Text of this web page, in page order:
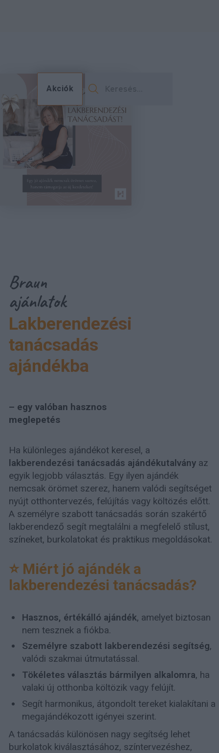
Akciók
Braun
ajánlatok
Lakberendezési
tanácsadás
ajándékba
– egy valóban hasznos
meglepetés
Ha különleges ajándékot keresel, a
lakberendezési tanácsadás ajándékutalványaz
egyik legjobb választás. Egy ilyen ajándék
nemcsak örömet szerez, hanem valódi segítséget
nyújt otthontervezés, felújítás vagy költözés előtt.
A személyre szabott tanácsadás során szakértő
lakberendező segít megtalálni a megfelelő stílust,
színeket, burkolatokat és praktikus megoldásokat.
⭐ Miért jó ajándék a
lakberendezési tanácsadás?
Hasznos, értékálló ajándék, amelyet biztosan
nem tesznek a fiókba.
Személyre szabott lakberendezési segítség,
valódi szakmai útmutatással.
Tökéletes választás bármilyen alkalomra, ha
valaki új otthonba költözik vagy felújít.
Segít harmonikus, átgondolt tereket kialakítani a
megajándékozott igényei szerint.
A tanácsadás különösen nagy segítség lehet
burkolatok kiválasztásához, színtervezéshez,